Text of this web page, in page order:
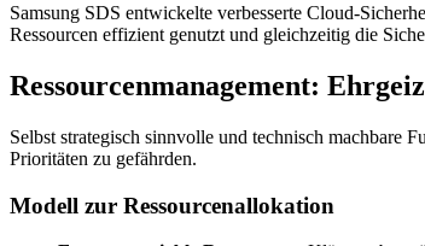
Samsung SDS entwickelte verbesserte Cloud-
Ressourcen effizient genutzt und gleichzeitig die
Ressourcenmanagement:
Selbst strategisch sinnvolle und technisch machbare
Prioritäten zu gefährden.
Modell zur Ressourcenallokation